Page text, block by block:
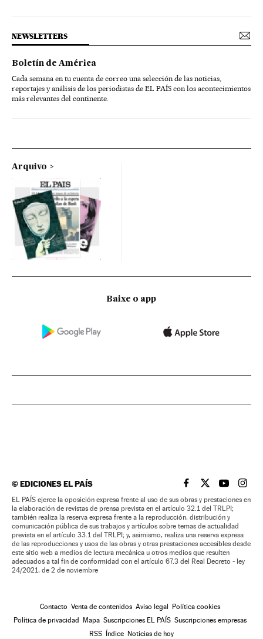
NEWSLETTERS
Boletín de América
Cada semana en tu cuenta de correo una selección de las noticias,
reportajes y análisis de los periodistas de EL PAÍS con los acontecimientos
más relevantes del continente.
Arquivo
Baixe o app
©EDICIONES EL PAÍS EL PAÍS BRASIL EN
EL PAÍSEL PAÍS
EL
EL PAÍS ejerce la oposición expresa frente al uso de sus obras y prestaciones en
la elaboración de revistas de prensa prevista en el artículo 32.1 del TRLPI;
también realiza la reserva expresa frente a la reproducción, distribución y
comunicación pública de sus trabajos y artículos sobre temas de actualidad
prevista en el artículo 33.1 del TRLPI; y, asimismo, realiza una reserva expresa
de las reproducciones y usos de las obras y otras prestaciones accesibles desde
este sitio web a medios de lectura mecánica u otros medios que resulten
adecuados a tal fin de conformidad con el artículo 67.3 del Real Decreto - ley
24/2021, de 2 de noviembre
Contacto Venta de contenidos Aviso legal Política cookies
Política de privacidad Mapa Suscripciones EL PAÍS Suscripciones empresas
RSS Índice Noticias de hoy